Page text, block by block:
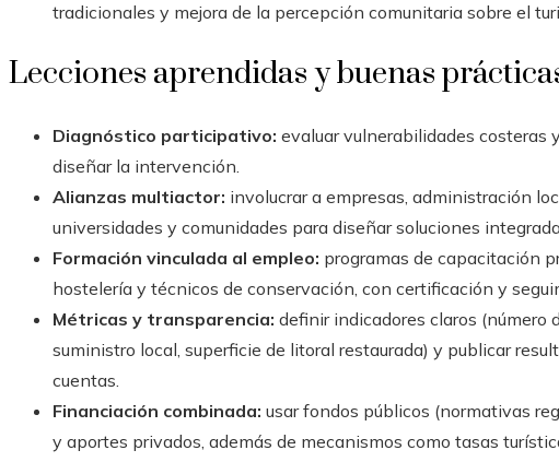
tradicionales y mejora de la percepción comunitaria sobre el
Lecciones aprendidas y buenas
Diagnóstico participativo: evaluar vulnerabilidades costeras
diseñar la intervención.
Alianzas multiactor: involucrar a empresas, administración
universidades y comunidades para diseñar soluciones
Formación vinculada al empleo: programas de capacitación
hostelería y técnicos de conservación, con certificación y
Métricas y transparencia: definir indicadores claros (número
suministro local, superficie de litoral restaurada) y publicar
cuentas.
Financiación combinada: usar fondos públicos (normativas
y aportes privados, además de mecanismos como tasas